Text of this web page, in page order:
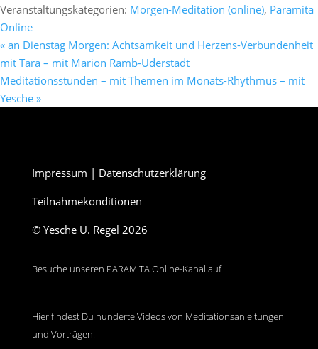
Veranstaltungskategorien: Morgen-Meditation (online), Paramita
Online
« an Dienstag Morgen: Achtsamkeit und Herzens-Verbundenheit
mit Tara – mit Marion Ramb-Uderstadt
Meditationsstunden – mit Themen im Monats-Rhythmus – mit
Yesche »
Impressum | Datenschutzerklärung
Teilnahmekonditionen
© Yesche U. Regel 2026
Besuche unseren PARAMITA Online-Kanal auf
Hier findest Du hunderte Videos von Meditationsanleitungen
und Vorträgen.